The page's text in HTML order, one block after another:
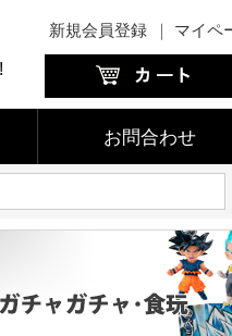
新規会員登録 ｜ マイペ
お問合わせ